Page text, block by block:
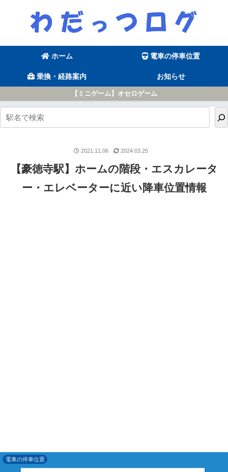
ホーム 電車の停車位置
乗換・経路案内 お知らせ
【ミニゲーム】オセロゲーム
【豪徳寺駅】ホームの階段・エスカレータ
ー・エレベーターに近い降車位置情報
電車の停車位置
2021.11.06 2024.03.25